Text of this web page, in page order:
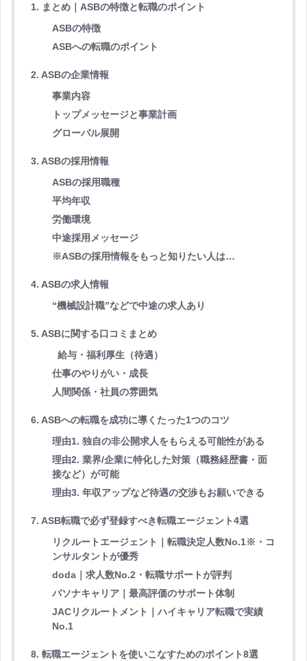
1. まとめ｜ASBの特徴と転職のポイント
ASBの特徴
ASBへの転職のポイント
2. ASBの企業情報
事業内容
トップメッセージと事業計画
グローバル展開
3. ASBの採用情報
ASBの採用職種
平均年収
労働環境
中途採用メッセージ
※ASBの採用情報をもっと知りたい人は…
4. ASBの求人情報
“機械設計職”などで中途の求人あり
5. ASBに関する口コミまとめ
給与・福利厚生（待遇）
仕事のやりがい・成長
人間関係・社員の雰囲気
6. ASBへの転職を成功に導くたった1つのコツ
理由1. 独自の非公開求人をもらえる可能性がある
理由2. 業界/企業に特化した対策（職務経歴書・面
接など）が可能
理由3. 年収アップなど待遇の交渉もお願いできる
7. ASB転職で必ず登録すべき転職エージェント4選
リクルートエージェント｜転職決定人数No.1※・コ
ンサルタントが優秀
doda｜求人数No.2・転職サポートが評判
パソナキャリア｜最高評価のサポート体制
JACリクルートメント｜ハイキャリア転職で実績
No.1
8. 転職エージェントを使いこなすためのポイント8選